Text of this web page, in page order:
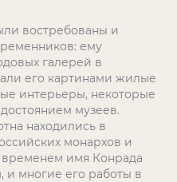
востребованы и
ему
галерей в
его картинами жилые
интерьеры, некоторые
музеев.
находились в
монархов и
имя Конрада
и многие его работы в